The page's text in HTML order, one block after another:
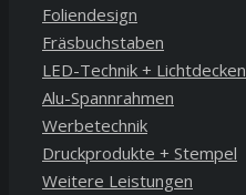
Foliendesign
Fräsbuchstaben
LED-Technik + Lichtdecken
Alu-Spannrahmen
Werbetechnik
Druckprodukte + Stempel
Weitere Leistungen